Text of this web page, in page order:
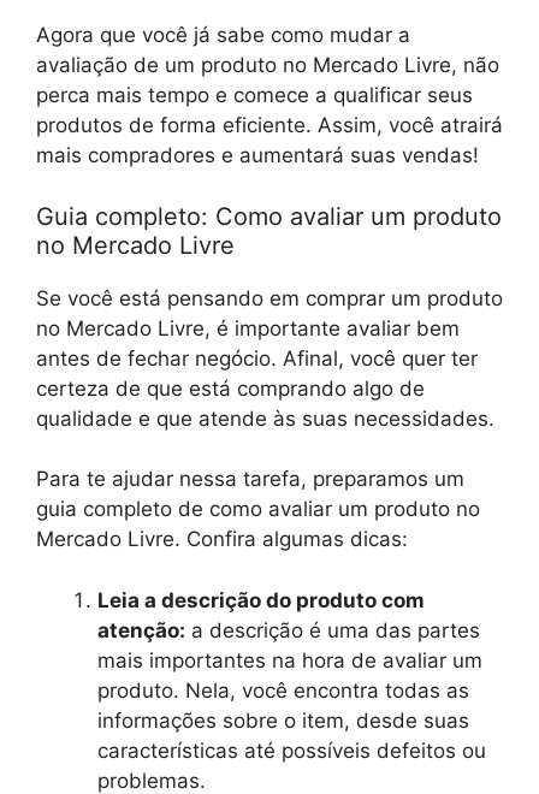
Agora que você já sabe como mudar a
avaliação de um produto no Mercado Livre, não
perca mais tempo e comece a qualificar seus
produtos de forma eficiente. Assim, você atrairá
mais compradores e aumentará suas vendas!
Guia completo: Como avaliar um produto
no Mercado Livre
Se você está pensando em comprar um produto
no Mercado Livre, é importante avaliar bem
antes de fechar negócio. Afinal, você quer ter
certeza de que está comprando algo de
qualidade e que atende às suas necessidades.
Para te ajudar nessa tarefa, preparamos um
guia completo de como avaliar um produto no
Mercado Livre. Confira algumas dicas:
Leia a descrição do produto com
atenção: a descrição é uma das partes
mais importantes na hora de avaliar um
produto. Nela, você encontra todas as
informações sobre o item, desde suas
características até possíveis defeitos ou
problemas.